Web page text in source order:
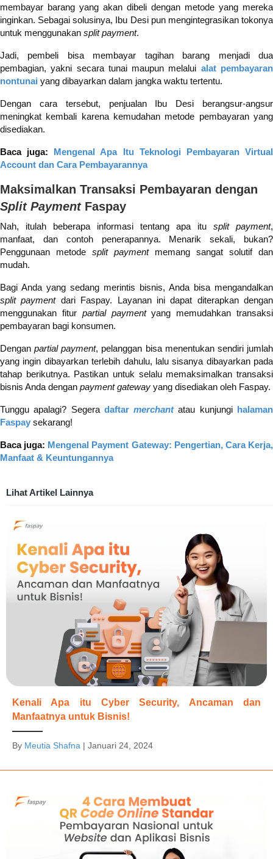
membayar barang yang akan dibeli dengan metode yang mereka
inginkan. Sebagai solusinya, Ibu Desi pun mengintegrasikan tokonya
untuk menggunakan split payment.
Jadi, pembeli bisa membayar tagihan barang menjadi dua
pembagian, yakni secara tunai maupun melalui alat pembayaran
nontunai yang dibayarkan dalam jangka waktu tertentu.
Dengan cara tersebut, penjualan Ibu Desi berangsur-angsur
meningkat kembali karena kemudahan metode pembayaran yang
disediakan.
Baca juga: Mengenal Apa Itu Teknologi Pembayaran Virtual
Account dan Cara Pembayarannya
Maksimalkan Transaksi Pembayaran dengan
Split Payment Faspay
Nah, itulah beberapa informasi tentang apa itu split payment,
manfaat, dan contoh penerapannya. Menarik sekali, bukan?
Penggunaan metode split payment memang sangat solutif dan
mudah.
Bagi Anda yang sedang merintis bisnis, Anda bisa mengandalkan
split payment dari Faspay. Layanan ini dapat diterapkan dengan
menggunakan fitur partial paymentyang memudahkan transaksi
pembayaran bagi konsumen.
Denganpartial payment, pelanggan bisa menentukan sendiri jumlah
yang ingin dibayarkan terlebih dahulu, lalu sisanya dibayarkan pada
tahap berikutnya. Pastikan untuk selalu memaksimalkan transaksi
bisnis Anda dengan payment gateway yang disediakan oleh Faspay.
Tunggu apalagi? Segera daftarmerchantatau kunjungi halaman
Faspay sekarang!
Baca juga: Mengenal Payment Gateway: Pengertian, Cara Kerja,
Manfaat & Keuntungannya
Lihat Artikel Lainnya
Kenali Apa itu Cyber Security, Ancaman dan
Manfaatnya untuk Bisnis!
By Meutia Shafna | Januari 24, 2024